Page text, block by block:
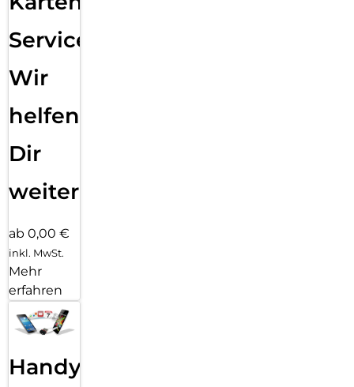
Service:
Wir
helfen
Dir
weiter
ab 0,00 €
inkl. MwSt.
Mehr
erfahren
Handy